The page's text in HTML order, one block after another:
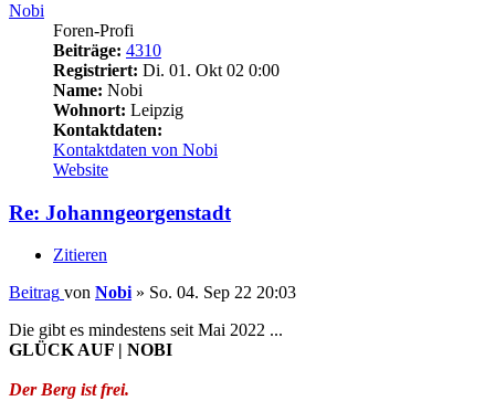
Nobi
Foren-Profi
Beiträge: 4310
Registriert: Di. 01. Okt 02 0:00
Name: Nobi
Wohnort: Leipzig
Kontaktdaten:
Kontaktdaten von Nobi
Website
Re: Johanngeorgenstadt
Zitieren
Beitrag von Nobi» So. 04. Sep 22 20:03
Die gibt es mindestens seit Mai 2022 ...
GLÜCK AUF | NOBI
Der Berg ist frei.